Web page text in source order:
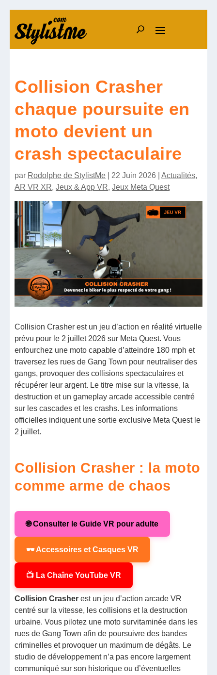
Collision Crasher
chaque poursuite en
moto devient un
crash spectaculaire
par Rodolphe de StylistMe 22 Juin 2026 |Actualités,
AR VR XR,Jeux & App VR,Jeux Meta Quest
Collision Crasher est un jeu d’action en réalité virtuelle
prévu pour le 2 juillet 2026 sur Meta Quest. Vous
enfourchez une moto capable d’atteindre 180 mph et
traversez les rues de Gang Town pour neutraliser des
gangs, provoquer des collisions spectaculaires et
récupérer leur argent. Le titre mise sur la vitesse, la
destruction et un gameplay arcade accessible centré
sur les cascades et les crashs. Les informations
officielles indiquent une sortie exclusive Meta Quest le
2 juillet.
Collision Crasher : la moto
comme arme de chaos
🌐 Consulter le Guide VR pour adulte
🕶️ Accessoires et Casques VR
📺 La Chaîne YouTube VR
Collision Crasher est un jeu d’action arcade VR
centré sur la vitesse, les collisions et la destruction
urbaine. Vous pilotez une moto survitaminée dans les
rues de Gang Town afin de poursuivre des bandes
criminelles et provoquer un maximum de dégâts. Le
studio de développement n’a pas encore largement
communiqué sur son historique ou d’éventuelles